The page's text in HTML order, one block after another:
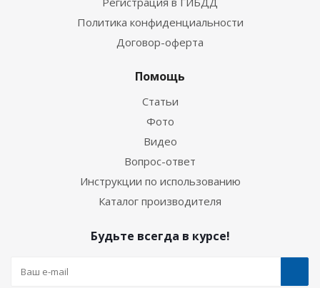
Политика конфиденциальности
Договор-оферта
Помощь
Статьи
Фото
Видео
Вопрос-ответ
Инструкции по использованию
Каталог производителя
Будьте всегда в курсе!